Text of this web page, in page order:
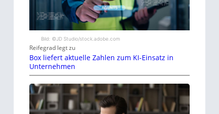
Bild: ©JD Studio/stock.adobe.com
Reifegrad legt zu
Box liefert aktuelle Zahlen zum KI-Einsatz in
Unternehmen